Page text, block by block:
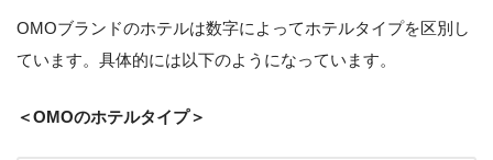
OMOブランドのホテルは数字によってホテルタイプを区別し
ています。具体的には以下のようになっています。
＜OMOのホテルタイプ＞